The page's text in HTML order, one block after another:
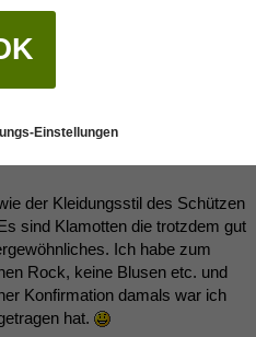
fast immer diejenige die dann
liebe es verliebt zu sein und
irgendwie dazu. Da nehme
auch in Kauf. Ich weiß
irgendwie kommt immer direkt
der Kleidungsstil des Schützen
sind Klamotten die trotzdem gut
Ich habe zum
Rock, keine Blusen etc. und
Konfirmation damals war ich
hat.
Einstellungen